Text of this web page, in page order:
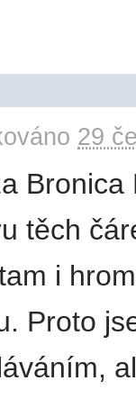
29
Bronica
těch
i
Proto